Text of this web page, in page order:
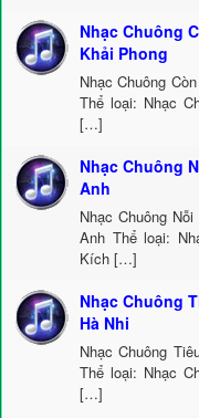
Nhạc Chuông
Khải Phong
Nhạc Chuông
Thể loại: Nhạc
[…]
Nhạc Chuông
Anh
Nhạc Chuông
Anh Thể loại:
Kích […]
Nhạc Chuông
Hà Nhi
Nhạc Chuông
Thể loại: Nhạc
[…]